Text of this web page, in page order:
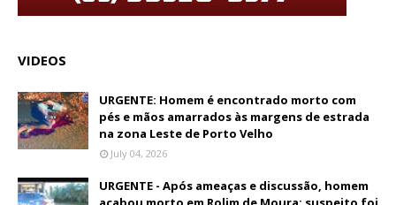
VIDEOS
URGENTE: Homem é encontrado morto com
pés e mãos amarrados às margens de estrada
na zona Leste de Porto Velho
July 04, 2026
URGENTE - Após ameaças e discussão, homem